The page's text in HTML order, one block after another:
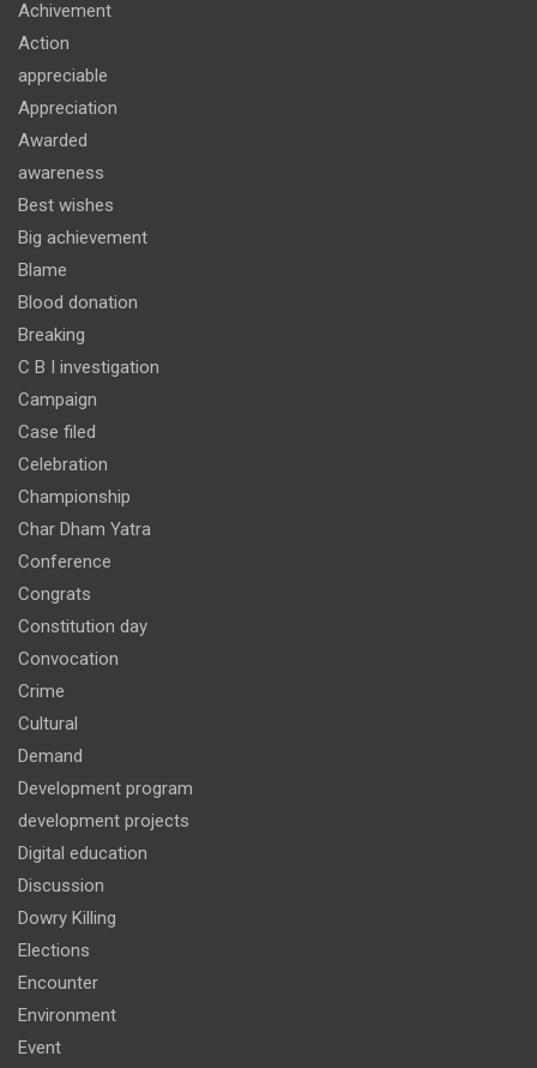
Achivement
Action
appreciable
Appreciation
Awarded
awareness
Best wishes
Big achievement
Blame
Blood donation
Breaking
C B I investigation
Campaign
Case filed
Celebration
Championship
Char Dham Yatra
Conference
Congrats
Constitution day
Convocation
Crime
Cultural
Demand
Development program
development projects
Digital education
Discussion
Dowry Killing
Elections
Encounter
Environment
Event